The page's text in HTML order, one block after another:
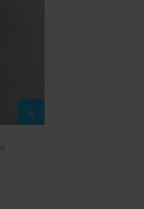
4